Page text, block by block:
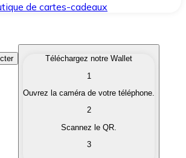
de cartes-cadeaux
cryptomonnaies qui vous intéressent
vos cryptomonnaies en monnaie
Téléchargez notre Wallet
1
Ouvrez la caméra de votre téléphone.
2
Scannez le QR.
3